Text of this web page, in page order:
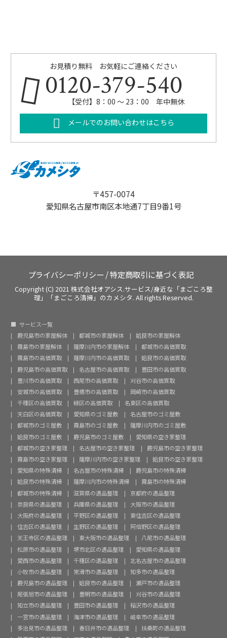
お見積り無料 お気軽にご連絡ください
0120-379-540
【受付】8：00 ～ 23：00 年中無休
メールでのお問い合わせはこちら
〒457-0074
愛知県名古屋市南区本地通7丁目9番1号
プライバシーポリシー /特定商取引に基づく表記
Copyright (C) 2021 株式会社オアシス.サービス/身近な「まごころ整
理」「まごころ清掃」のカメシタ. All rights Reserved.
サービス一覧
鹿児島市の家屋解体
都城市の家屋解体
姶良市の家屋解体
霧島市の家屋解体
薩摩川内市の家屋解体
都城市の高価買取
霧島市の高価買取
薩摩川内市の高価買取
姶良市の高価買取
鹿児島市の高価買取
名古屋市の高価買取
豊田市の高価買取
豊川市の高価買取
西尾市の高価買取
刈谷市の高価買取
安城市の高価買取
豊橋市の高価買取
岡崎市の高価買取
千種区の高価買取
緑区の高価買取
名東区の高価買取
天白区の高価買取
愛知県のゴミ屋敷
名古屋市のゴミ屋敷
都城市のゴミ屋敷
霧島市のゴミ屋敷
薩摩川内市のゴミ屋敷
姶良市のゴミ屋敷
鹿児島市のゴミ屋敷
愛知県の空き家整理
都城市の空き家整理
名古屋市の空き家整理
鹿児島市の空き家整理
霧島市の空き家整理
薩摩川内市の空き家整理
姶良市の空き家整理
愛知県の特殊清掃
名古屋市の特殊清掃
鹿児島市の特殊清掃
姶良市の特殊清掃
薩摩川内市の特殊清掃
霧島市の特殊清掃
都城市の特殊清掃
滋賀県の遺品整理
京都府の遺品整理
奈良県の遺品整理
兵庫県の遺品整理
大阪市の遺品整理
大阪府の遺品整理
平野区の遺品整理
東住吉区の遺品整理
住吉区の遺品整理
生野区の遺品整理
阿倍野区の遺品整理
天王寺区の遺品整理
東大阪市の遺品整理
八尾市の遺品整理
松原市の遺品整理
堺市北区の遺品整理
愛知県の遺品整理
愛西市の遺品整理
千種区の遺品整理
北名古屋市の遺品整理
小牧市の遺品整理
常滑市の遺品整理
知多市の遺品整理
鹿児島市の遺品整理
姶良市の遺品整理
瀬戸市の遺品整理
尾張旭市の遺品整理
豊明市の遺品整理
刈谷市の遺品整理
知立市の遺品整理
豊田市の遺品整理
稲沢市の遺品整理
一宮市の遺品整理
海津市の遺品整理
岐阜市の遺品整理
多治見市の遺品整理
春日井市の遺品整理
扶桑町の遺品整理